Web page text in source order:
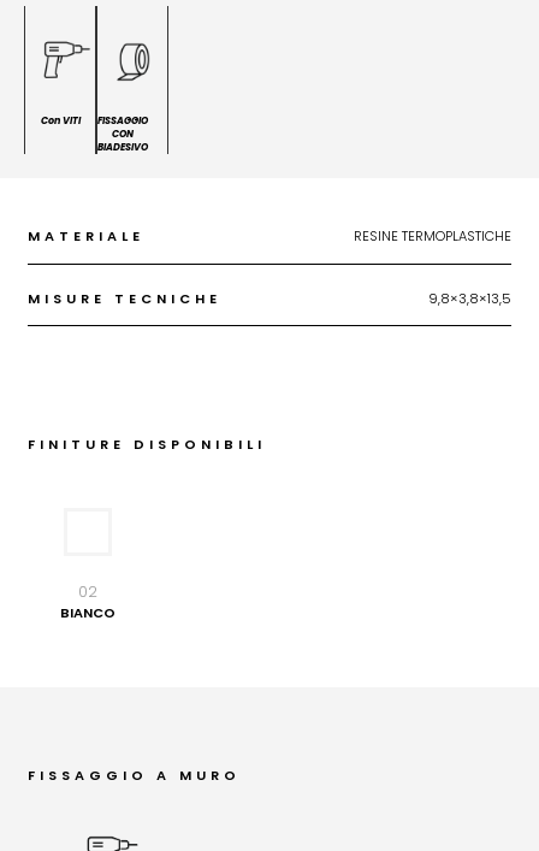
Con VITI
FISSAGGIO
CON
BIADESIVO
MATERIALE RESINE TERMOPLASTICHE
MISURE TECNICHE 9,8×3,8×13,5
FINITURE DISPONIBILI
02
BIANCO
FISSAGGIO A MURO